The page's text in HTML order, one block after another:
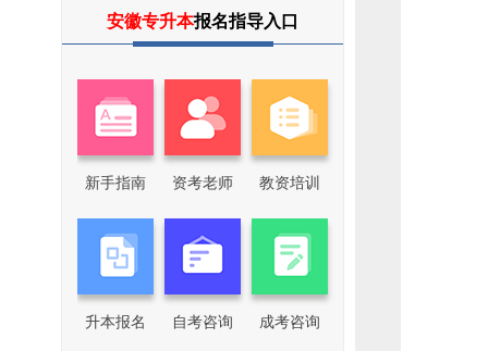
安徽专升本报名指导入口
新手指南 资考老师 教资培训
升本报名 自考咨询 成考咨询